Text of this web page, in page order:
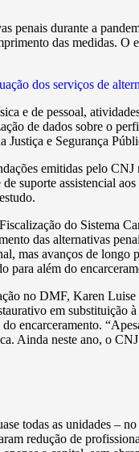
penais durante a
das medidas.
dos serviços de
e de pessoal,
de dados sobre o
e Segurança
emitidas pelo
suporte assistencial
do Sistema
das alternativas
mas avanços de
para além do
no DMF, Karen
em substituição
encarceramento.
Ainda neste ano, o
todas as unidades –
redução de